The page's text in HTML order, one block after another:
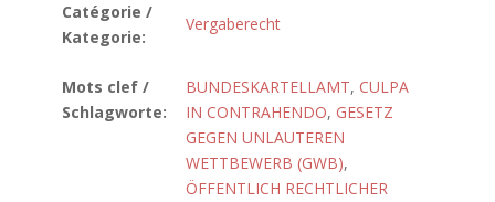
Catégorie /
Kategorie:
Vergaberecht
Mots clef /
Schlagworte:
BUNDESKARTELLAMT, CULPA
IN CONTRAHENDO, GESETZ
GEGEN UNLAUTEREN
WETTBEWERB (GWB),
ÖFFENTLICH RECHTLICHER